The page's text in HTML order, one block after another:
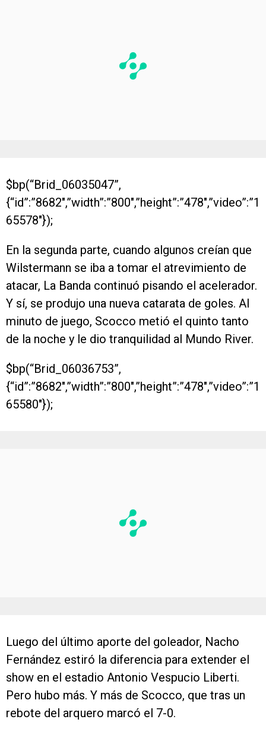
$bp(“Brid_06035047”,
{“id”:”8682″,”width”:”800″,”height”:”478″,”video”:”1
65578″});
En la segunda parte, cuando algunos creían que
Wilstermann se iba a tomar el atrevimiento de
atacar, La Banda continuó pisando el acelerador.
Y sí, se produjo una nueva catarata de goles. Al
minuto de juego, Scocco metió el quinto tanto
de la noche y le dio tranquilidad al Mundo River.
$bp(“Brid_06036753”,
{“id”:”8682″,”width”:”800″,”height”:”478″,”video”:”1
65580″});
Luego del último aporte del goleador, Nacho
Fernández estiró la diferencia para extender el
show en el estadio Antonio Vespucio Liberti.
Pero hubo más. Y más de Scocco, que tras un
rebote del arquero marcó el 7-0.